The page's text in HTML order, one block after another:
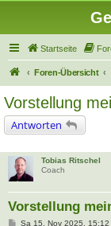
Startseite
Foren-Übersicht
Vorstellung
Antworten
Tobias Ritschel
Coach
Vorstellung
BSa 15. Nov 2025, 15:12